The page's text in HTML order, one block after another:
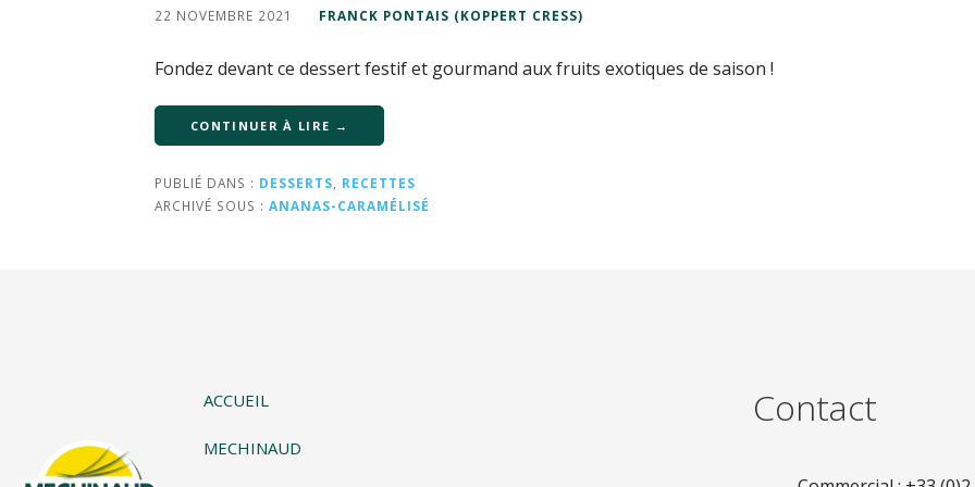
22 NOVEMBRE 2021 FRANCK PONTAIS (KOPPERT CRESS)
Fondez devant ce dessert festif et gourmand aux fruits exotiques de saison !
CONTINUER À LIRE →
PUBLIÉ DANS : DESSERTS
RECETTES
ARCHIVÉ SOUS : ANANAS-CARAMÉLISÉ
ACCUEIL
MECHINAUD
Contact